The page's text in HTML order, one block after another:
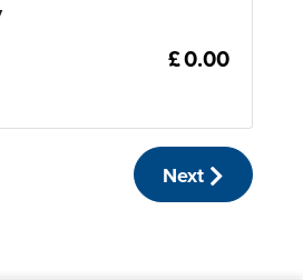
£ 0.00
Next